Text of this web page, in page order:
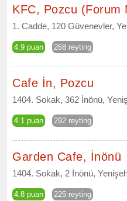
KFC, Pozcu (Forum
1. Cadde, 120 Güvenevler,
4.9 puan 268 reyting
Cafe İn, Pozcu
1404. Sokak, 362 İnönü,
4.1 puan 292 reyting
Garden Cafe, İnönü
1404. Sokak, 2 İnönü,
4.8 puan 225 reyting